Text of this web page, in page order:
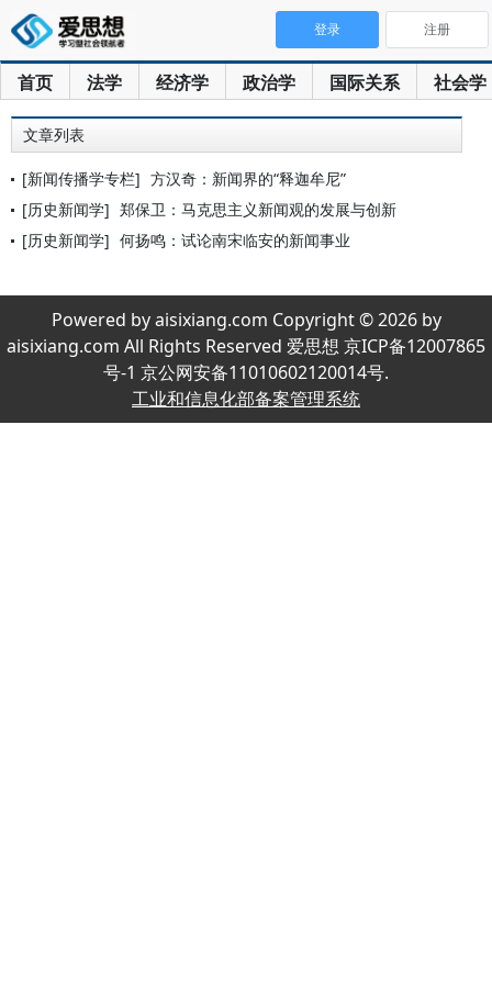
首页 法学 经济学 政治学 国际关系 社会学
登录 注册
文章列表
[新闻传播学专栏] 方汉奇：新闻界的“释迦牟尼”
[历史新闻学] 郑保卫：马克思主义新闻观的发展与创新
[历史新闻学] 何扬鸣：试论南宋临安的新闻事业
Powered by aisixiang.com Copyright © 2026 by
aisixiang.com All Rights Reserved 爱思想 京ICP备12007865
号-1 京公网安备11010602120014号.
工业和信息化部备案管理系统